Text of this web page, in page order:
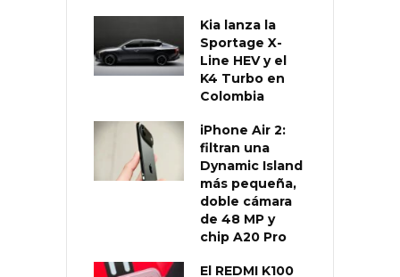
Kia lanza la
Sportage X-
Line HEV y el
K4 Turbo en
Colombia
iPhone Air 2:
filtran una
Dynamic Island
más pequeña,
doble cámara
de 48 MP y
chip A20 Pro
El REDMI K100